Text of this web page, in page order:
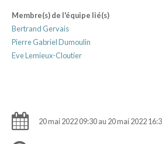
Membre(s) de l'équipe lié(s)
Bertrand Gervais
Pierre Gabriel Dumoulin
Eve Lemieux-Cloutier
20 mai 2022 09:30 au 20 mai 2022